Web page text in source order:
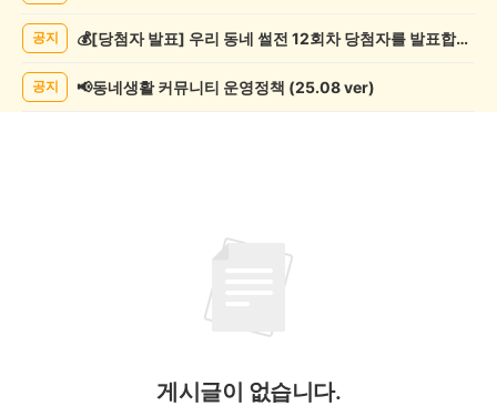
록
공지 💰[당첨자 발표] 우리 동네 썰전 12회차 당첨자를 발표합니다!
공지 📢동네생활 커뮤니티 운영정책 (25.08 ver)
게시글이 없습니다.